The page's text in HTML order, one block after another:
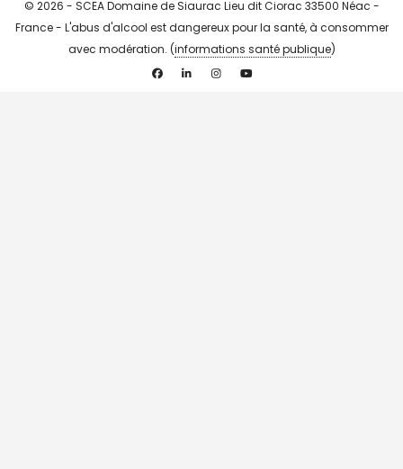
© 2026 - SCEA Domaine de Siaurac Lieu dit Ciorac 33500 Néac -
France - L'abus d'alcool est dangereux pour la santé, à consommer
avec modération. (informations santé publique)
FacebookLinkedin InstagramYouTube